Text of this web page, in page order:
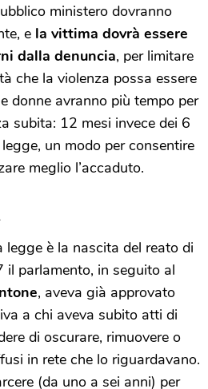
ministero dovranno
e la vittima dovrà essere
dalla denuncia, per limitare
che la violenza possa essere
donne avranno più tempo per
subita: 12 mesi invece dei 6
un modo per consentire
meglio l’accaduto.
legge è la nascita del reato di
il parlamento, in seguito al
, aveva già approvato
a chi aveva subito atti di
di oscurare, rimuovere o
in rete che lo riguardavano.
(da uno a sei anni) per